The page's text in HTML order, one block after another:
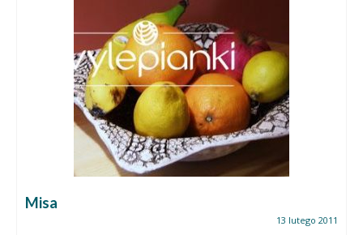
Misa
13 lutego 2011